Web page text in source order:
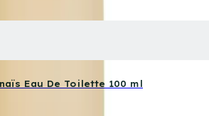
Eau De Toilette 100 ml